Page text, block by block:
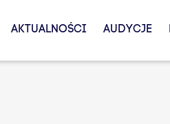
AKTUALNOŚCI AUDYCJE